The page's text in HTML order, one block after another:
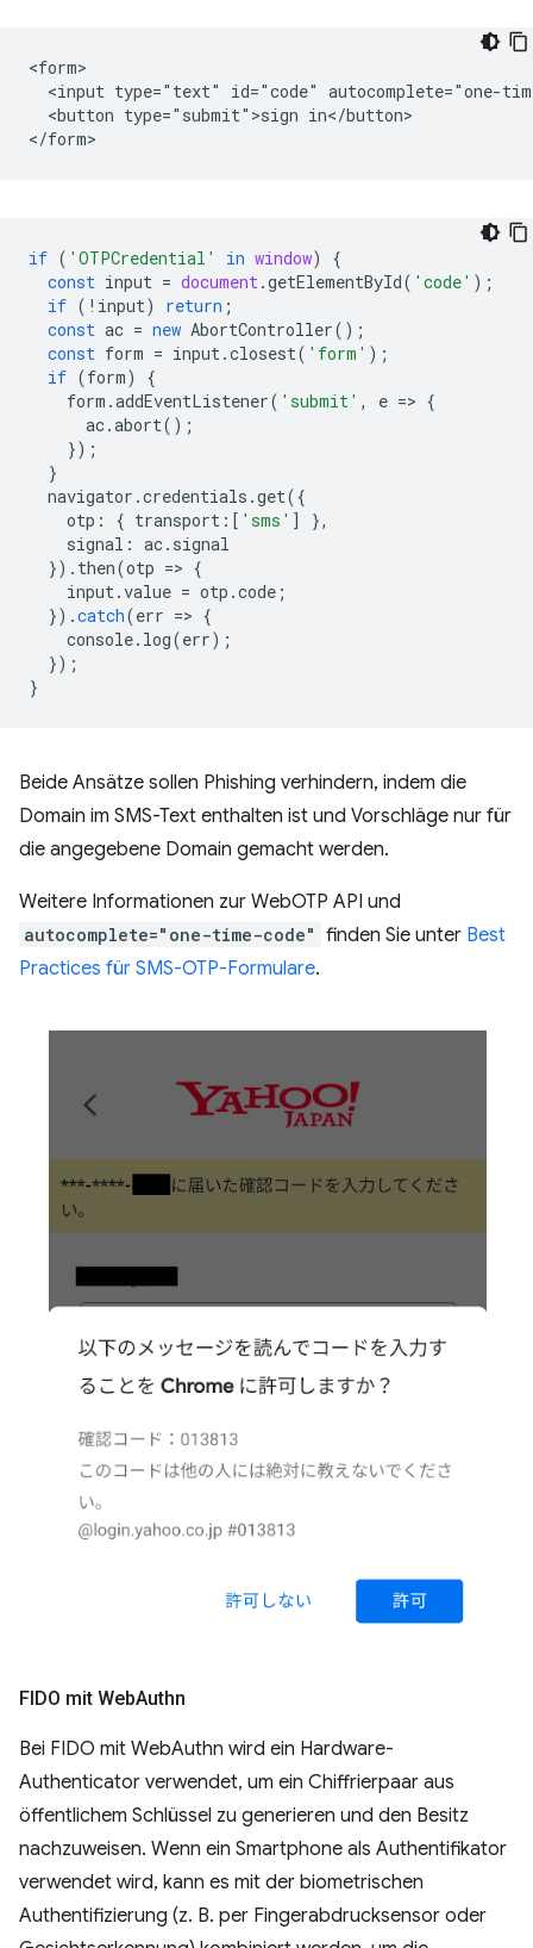
<form>
<input type="text" id="code" autocomplete="one-
  <button type="submit">sign in</button>
if ( 'OTPCredential' in window)
{
const input = document.getElementById( 'code' );
if ( ! input) return ;
const ac = new AbortController();
const form = input.closest( 'form' );
if (form)
{
form .addEventListener( 'submit' , e => {
ac.abort();
});
}
navigator .credentials .get({
otp : { transport : [ 'sms' ]
},
signal : ac. signal
}). then(otp => {
input.value = otp .code ;
}).catch(err => {
console. log(err);
});
}
Beide Ansätze sollen Phishing verhindern, indem die
Domain im SMS-Text enthalten ist und Vorschläge nur für
die angegebene Domain gemacht werden.
Weitere Informationen zur WebOTP API und
autocomplete="one-time-code" finden Sie unter Best
Practices für SMS-OTP-Formulare.
FIDO mit WebAuthn
Bei FIDO mit WebAuthn wird ein Hardware-
Authenticator verwendet, um ein Chiffrierpaar aus
öffentlichem Schlüssel zu generieren und den Besitz
nachzuweisen. Wenn ein Smartphone als Authentifikator
verwendet wird, kann es mit der biometrischen
Authentifizierung (z. B. per Fingerabdrucksensor oder